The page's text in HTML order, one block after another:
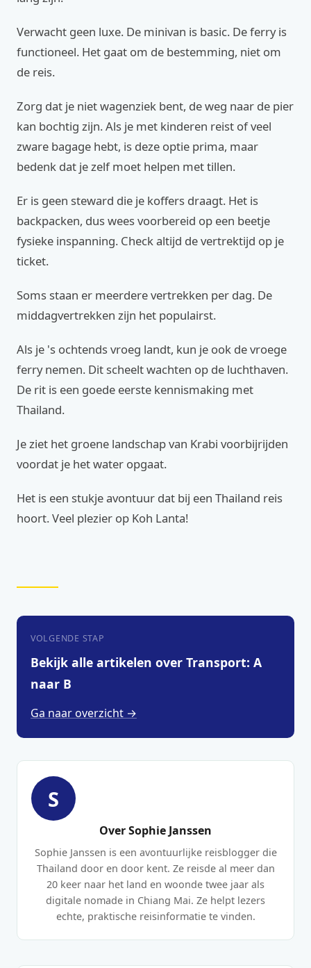
Verwacht geen luxe. De minivan is basic. De ferry is
functioneel. Het gaat om de bestemming, niet om
de reis.
Zorg dat je niet wagenziek bent, de weg naar de pier
kan bochtig zijn. Als je met kinderen reist of veel
zware bagage hebt, is deze optie prima, maar
bedenk dat je zelf moet helpen met tillen.
Er is geen steward die je koffers draagt. Het is
backpacken, dus wees voorbereid op een beetje
fysieke inspanning. Check altijd de vertrektijd op je
ticket.
Soms staan er meerdere vertrekken per dag. De
middagvertrekken zijn het populairst.
Als je 's ochtends vroeg landt, kun je ook de vroege
ferry nemen. Dit scheelt wachten op de luchthaven.
De rit is een goede eerste kennismaking met
Thailand.
Je ziet het groene landschap van Krabi voorbijrijden
voordat je het water opgaat.
Het is een stukje avontuur dat bij een Thailand reis
hoort. Veel plezier op Koh Lanta!
VOLGENDE STAP
Bekijk alle artikelen over Transport: A
naar B
Ga naar overzicht →
S
Over Sophie Janssen
Sophie Janssen is een avontuurlijke reisblogger die
Thailand door en door kent. Ze reisde al meer dan
20 keer naar het land en woonde twee jaar als
digitale nomade in Chiang Mai. Ze helpt lezers
echte, praktische reisinformatie te vinden.